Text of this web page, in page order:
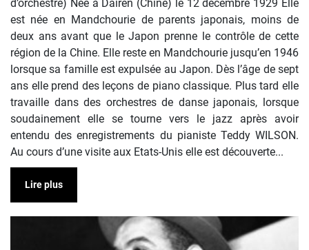
d’orchestre) Née à Dairen (Chine) le 12 décembre 1929 Elle
est née en Mandchourie de parents japonais, moins de
deux ans avant que le Japon prenne le contrôle de cette
région de la Chine. Elle reste en Mandchourie jusqu’en 1946
lorsque sa famille est expulsée au Japon. Dès l’âge de sept
ans elle prend des leçons de piano classique. Plus tard elle
travaille dans des orchestres de danse japonais, lorsque
soudainement elle se tourne vers le jazz après avoir
entendu des enregistrements du pianiste Teddy WILSON.
Au cours d’une visite aux Etats-Unis elle est découverte...
Lire plus